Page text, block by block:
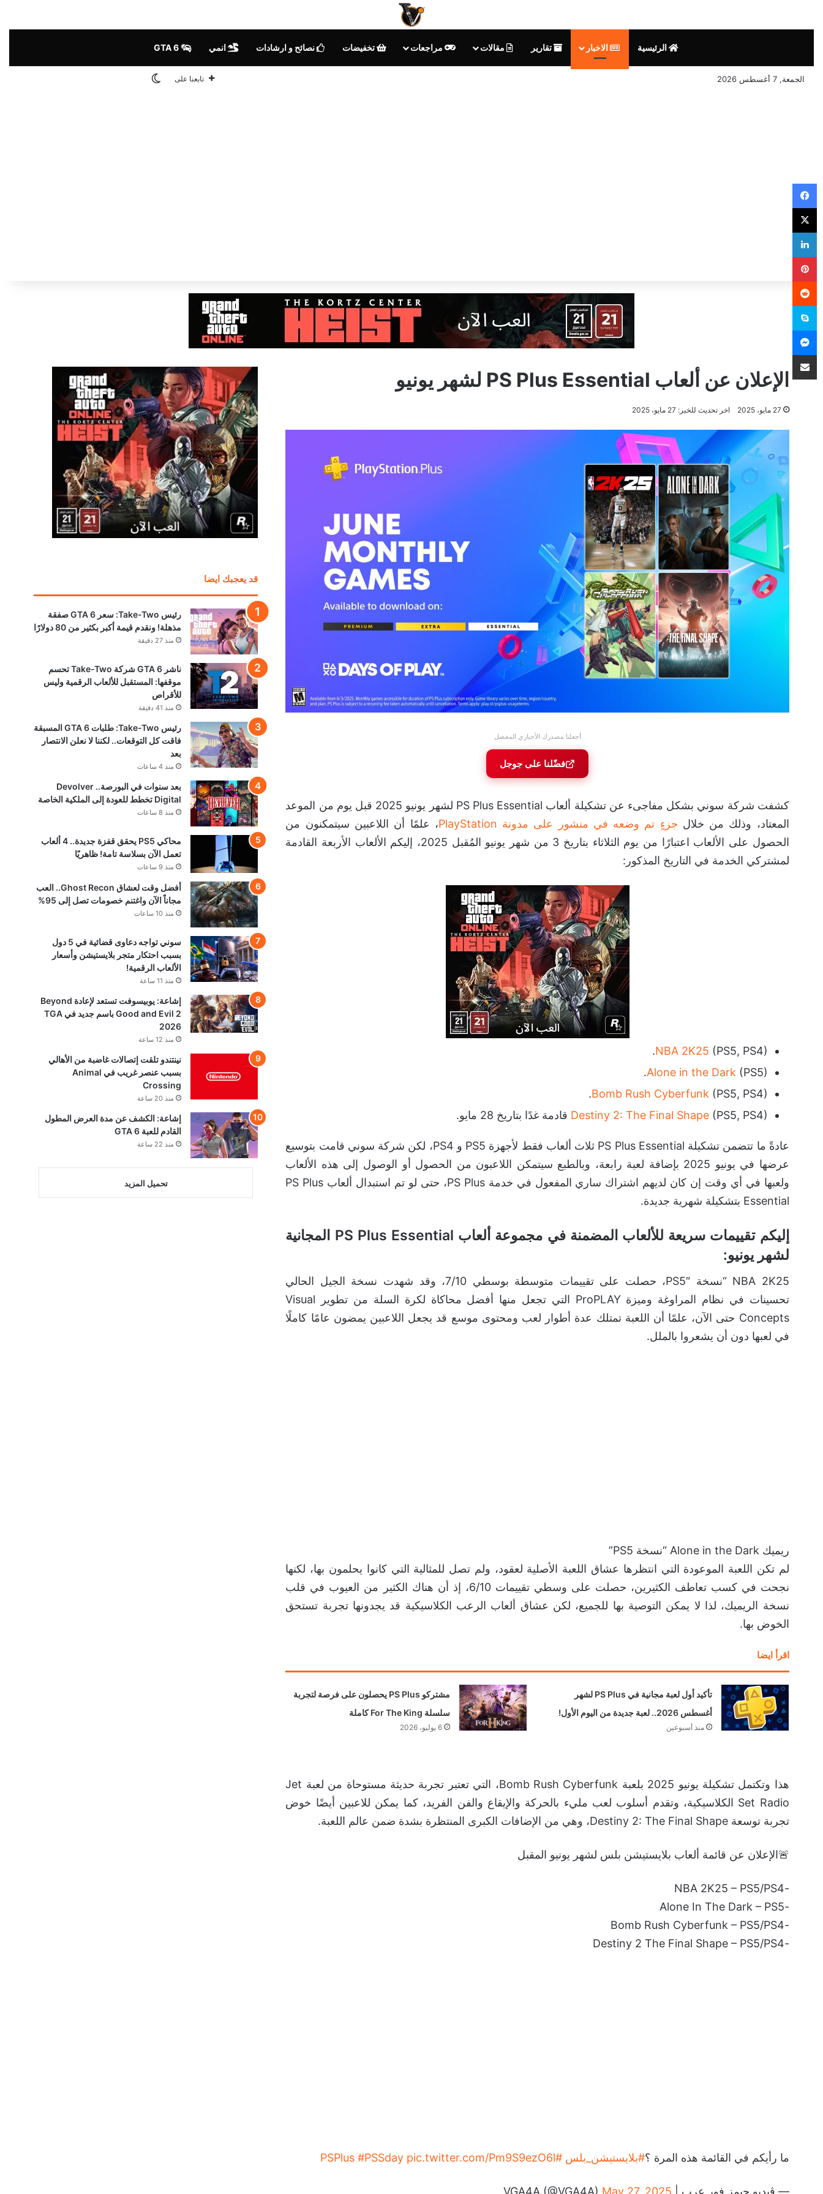
الرئيسية الاخبار تقارير مقالات مراجعات تخفيضات نصائح و ارشادات انمي
الجمعة, 7 أغسطس 2026 تابعنا على الوضع المظلم
الإعلان عن ألعاب PS Plus Essential لشهر يونيو
27 مايو، 2025 اخر تحديث للخبر: 27 مايو، 2025
أجعلنا مصدرك الأخباري المفضل
فضّلنا على جوجل
كشفت شركة سوني بشكل مفاجىء عن تشكيلة ألعاب PS Plus Essential لشهر يونيو 2025 قبل يوم من الموعد
المعتاد، وذلك من خلال جزءٍ تم وضعه في منشور على مدونة PlayStation
، علمًا أن اللاعبين سيتمكنون من
الحصول على الألعاب اعتبارًا من يوم الثلاثاء بتاريخ 3 من شهر يونيو المُقبل 2025، إليكم الألعاب الأربعة القادمة
لمشتركي الخدمة في التاريخ المذكور:
NBA 2K25 (PS5, PS4).
Alone in the Dark(PS5).
Bomb Rush Cyberfunk(PS5, PS4).
Destiny 2: The Final Shape(PS5, PS4) قادمة غدًا بتاريخ 28 مايو.
عادةً ما تتضمن تشكيلة PS Plus Essential ثلاث ألعاب فقط لأجهزة PS5 و PS4، لكن شركة سوني قامت بتوسيع
عرضها في يونيو 2025 بإضافة لعبة رابعة، وبالطبع سيتمكن اللاعبون من الحصول أو الوصول إلى هذه الألعاب
ولعبها في أي وقت إن كان لديهم اشتراك ساري المفعول في خدمة PS Plus، حتى لو تم استبدال ألعاب PS Plus
Essential بتشكيلة شهرية جديدة.
إليكم تقييمات سريعة للألعاب المضمنة في مجموعة ألعاب PS Plus Essential المجانية
لشهر يونيو:
NBA 2K25 “نسخة PS5″، حصلت على تقييمات متوسطة بوسطي 7/10، وقد شهدت نسخة الجيل الحالي
تحسينات في نظام المراوغة وميزة ProPLAY التي تجعل منها أفضل محاكاة لكرة السلة من تطوير Visual
Concepts حتى الآن، علمًا أن اللعبة تمتلك عدة أطوار لعب ومحتوى موسع قد يجعل اللاعبين يمضون عامًا كاملًا
في لعبها دون أن يشعروا بالملل.
ريميك Alone in the Dark “نسخة PS5”
لم تكن اللعبة الموعودة التي انتظرها عشاق اللعبة الأصلية لعقود، ولم تصل للمثالية التي كانوا يحلمون بها، لكنها
نجحت في كسب تعاطف الكثيرين، حصلت على وسطي تقييمات 6/10، إذ أن هناك الكثير من العيوب في قلب
نسخة الريميك، لذا لا يمكن التوصية بها للجميع، لكن عشاق ألعاب الرعب الكلاسيكية قد يجدونها تجربة تستحق
الخوض بها.
اقرأ ايضا
تأكيد أول لعبة مجانية في PS Plus لشهر
أغسطس 2026.. لعبة جديدة من اليوم الأول!
منذ أسبوعين
مشتركو PS Plus يحصلون على فرصة لتجربة
سلسلة For The King كاملة
6 يوليو، 2026
هذا وتكتمل تشكيلة يونيو 2025 بلعبة Bomb Rush Cyberfunk، التي تعتبر تجربة حديثة مستوحاة من لعبة Jet
Set Radio الكلاسيكية، وتقدم أسلوب لعب مليء بالحركة والإيقاع والفن الفريد، كما يمكن للاعبين أيضًا خوض
تجربة توسعة Destiny 2: The Final Shape، وهي من الإضافات الكبرى المنتظرة بشدة ضمن عالم اللعبة.
🚨الإعلان عن قائمة ألعاب بلايستيشن بلس لشهر يونيو المقبل
-NBA 2K25 – PS5/PS4
-Alone In The Dark – PS5
-Bomb Rush Cyberfunk – PS5/PS4
-Destiny 2 The Final Shape – PS5/PS4
ما رأيكم في القائمة هذه المرة ؟#بلايستيشن_بلس #PSPlus
#PSSday pic.twitter.com/Pm9S9ezO6l
— ڤيديو جيمز فور عرب | VGA4A (@VGA4A) May 27, 2025
قد يعجبك ايضا
رئيس Take-Two: سعر GTA 6 صفقة
مذهلة! ونقدم قيمة أكبر بكثير من 80 دولارًا
منذ 27 دقيقة
ناشر GTA 6 شركة Take-Two تحسم
موقفها: المستقبل للألعاب الرقمية وليس
للأقراص
منذ 41 دقيقة
رئيس Take-Two: طلبات GTA 6 المسبقة
فاقت كل التوقعات.. لكننا لا نعلن الانتصار
بعد
منذ 4 ساعات
بعد سنوات في البورصة.. Devolver
Digital تخطط للعودة إلى الملكية الخاصة
منذ 8 ساعات
محاكي PS5 يحقق قفزة جديدة.. 4 ألعاب
تعمل الآن بسلاسة تامة! ظاهريًا
منذ 9 ساعات
أفضل وقت لعشاق Ghost Recon.. العب
مجاناً الآن واغتنم خصومات تصل إلى 95%
منذ 10 ساعات
سوني تواجه دعاوى قضائية في 5 دول
بسبب احتكار متجر بلايستيشن وأسعار
الألعاب الرقمية!
منذ 11 ساعة
إشاعة: يوبيسوفت تستعد لإعادة Beyond
Good and Evil 2 باسم جديد في TGA
2026
منذ 12 ساعة
نينتندو تلقت إتصالات غاضبة من الأهالي
بسبب عنصر غريب في Animal
Crossing
منذ 20 ساعة
إشاعة: الكشف عن مدة العرض المطول
القادم للعبة GTA 6
منذ 22 ساعة
تحميل المزيد
فيسبوك
‫X
لينكدإن
بينتيريست
سكايب
ماسنجر
مشاركة عبر البريد